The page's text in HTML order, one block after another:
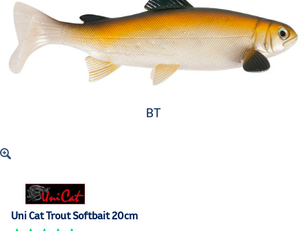
BT
Uni Cat Trout Softbait 20cm